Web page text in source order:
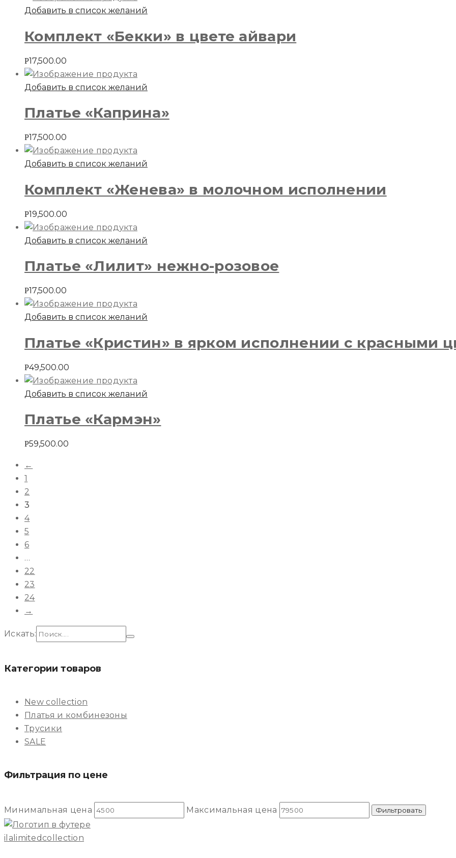
Добавить в список желаний
Комплект «Бекки» в цвете айвари
Р17,500.00
Добавить в список желаний
Платье «Каприна»
Р17,500.00
Добавить в список желаний
Комплект «Женева» в молочном исполнении
Р19,500.00
Добавить в список желаний
Платье «Лилит» нежно-розовое
Р17,500.00
Добавить в список желаний
Платье «Кристин» в ярком исполнении с красными
Р49,500.00
Добавить в список желаний
Платье «Кармэн»
Р59,500.00
←
1
2
3
4
5
6
…
22
23
24
→
Искать:
Категории товаров
New collection
Платья и комбинезоны
Трусики
SALE
Фильтрация по цене
Минимальная цена Максимальная цена Фильтровать
ilalimitedcollection